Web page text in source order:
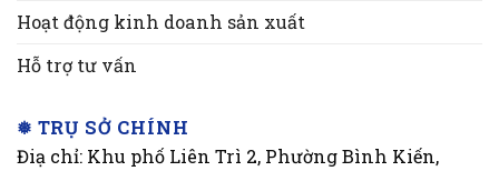
Hoạt động kinh doanh sản xuất
Hỗ trợ tư vấn
❅ TRỤ SỞ CHÍNH
Điạ chỉ: Khu phố Liên Trì 2, Phường Bình Kiến,